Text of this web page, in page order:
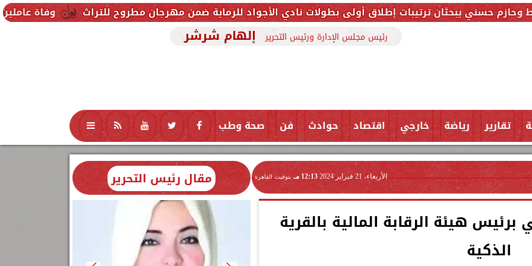
وفاة عاملين متأثرين بإصابتهما إطلاق أولى بطولات نادي الأجواد للرماية ضمن مهرجان مطروح للتراث
رئيس مجلس الإدارة ورئيس التحرير إلهام شرشر
تقارير رياضة خارجي اقتصاد حوادث فن صحة وطب تكنولوجيا منوعات محافظات
الأربعاء، 21 فبراير 2024 12:13 مـ بتوقيت القاهرة
برئيس هيئة الرقابة المالية بالقرية
الذكية
مقال رئيس التحرير